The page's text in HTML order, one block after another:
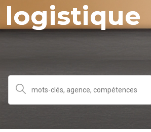
logistique